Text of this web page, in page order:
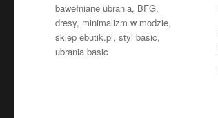
Tagi
bawełniane ubrania, BFG,
dresy, minimalizm w modzie,
sklep ebutik.pl,styl basic,
ubrania basic